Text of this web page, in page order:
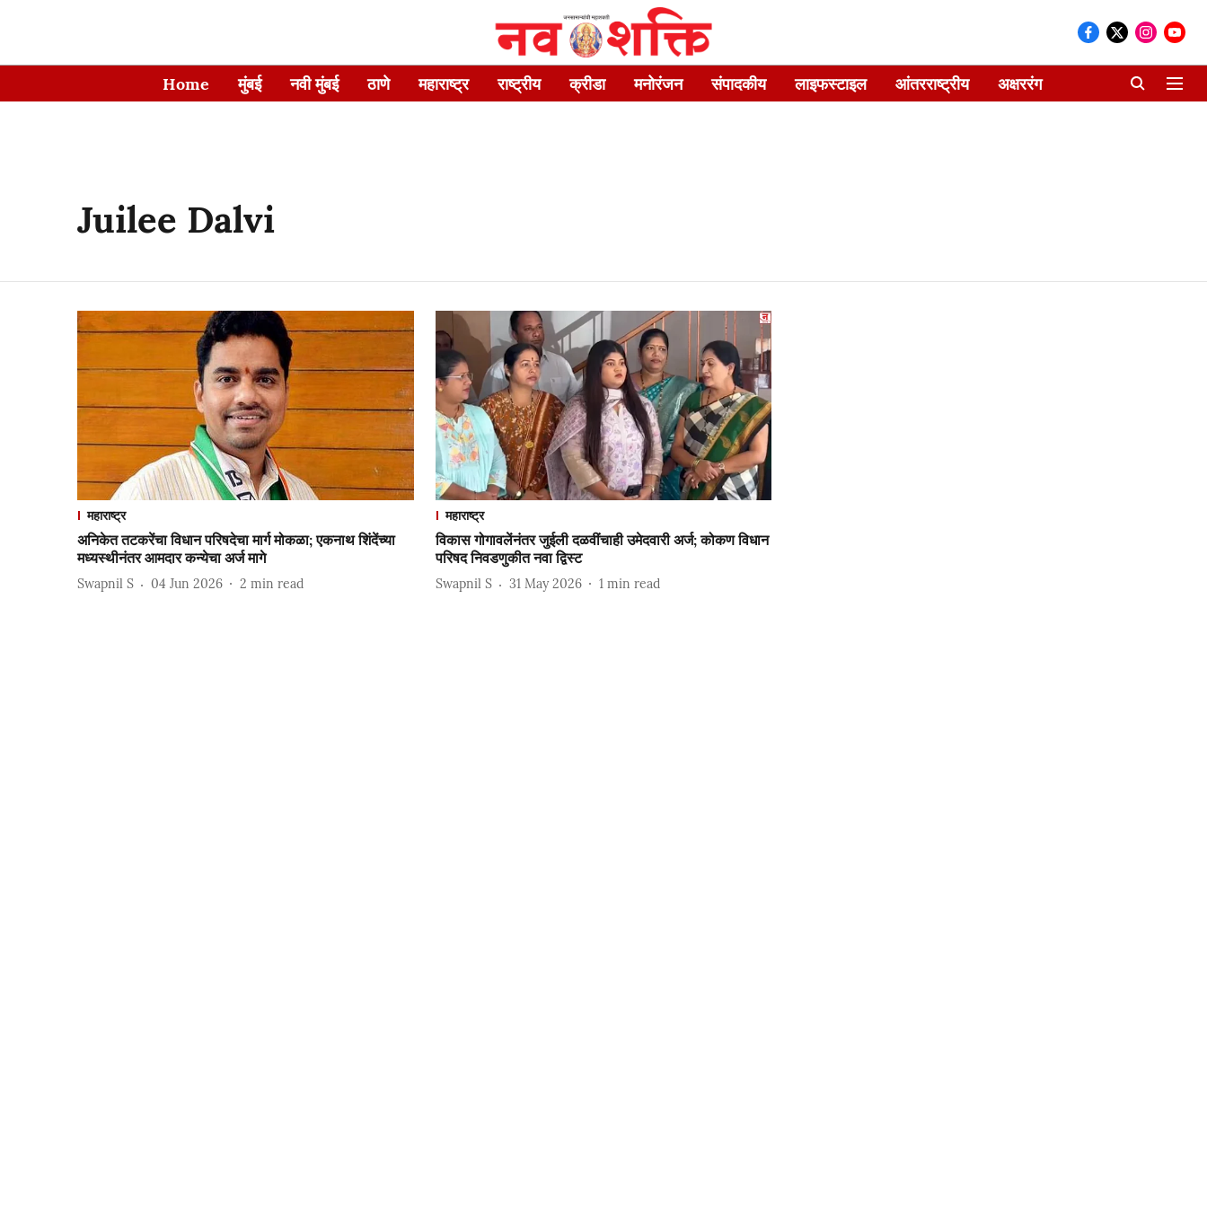
Home मुंबई नवी मुंबई ठाणे महाराष्ट्र राष्ट्रीय क्रीडा मनोरंजन संपादकीय लाइफस्टाइल आंतरराष्ट्रीय अक्षररंग
Juilee Dalvi
महाराष्ट्र
अनिकेत तटकरेंचा विधान परिषदेचा मार्ग मोकळा; एकनाथ शिंदेंच्या
मध्यस्थीनंतर आमदार कन्येचा अर्ज मागे
Swapnil S 04 Jun 2026 2 min read
महाराष्ट्र
विकास गोगावलेंनंतर जुईली दळवींचाही उमेदवारी अर्ज; कोकण विधान
परिषद निवडणुकीत नवा द्विस्ट
Swapnil S 31 May 2026 1 min read